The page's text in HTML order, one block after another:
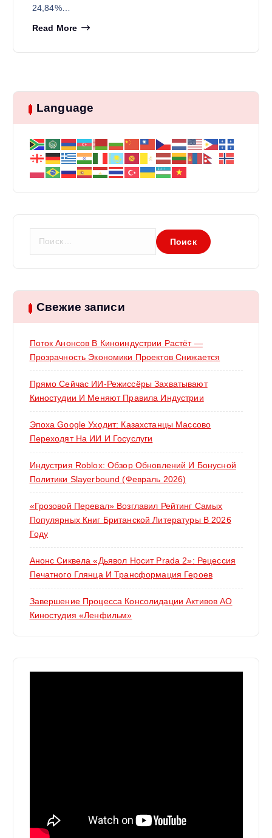
24,84%…
Read More
Language
и
: Свежие записи
Поток Анонсов В Киноиндустрии Растёт —
Прозрачность Экономики Проектов Снижается
Прямо Сейчас ИИ-Режиссёры Захватывают
Киностудии И Меняют Правила Индустрии
Эпоха Google Уходит: Казахстанцы Массово
Переходят На ИИ И Госуслуги
Индустрия Roblox: Обзор Обновлений И Бонусной
Политики Slayerbound (февраль 2026)
«Грозовой Перевал» Возглавил Рейтинг Самых
Популярных Книг Британской Литературы В 2026
Году
Анонс Сиквела «Дьявол Носит Prada 2»: Рецессия
Печатного Глянца И Трансформация Героев
Завершение Процесса Консолидации Активов АО
Киностудия «Ленфильм»